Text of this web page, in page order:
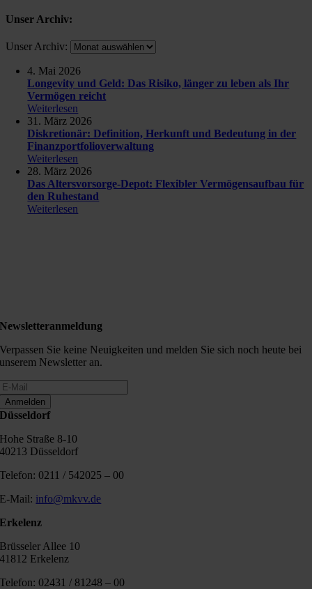
Unser Archiv:
Unser Archiv:
4. Mai 2026
Longevity und Geld: Das Risiko, länger zu leben als Ihr
Vermögen reicht
Weiterlesen
31. März 2026
Diskretionär: Definition, Herkunft und Bedeutung in der
Finanzportfolioverwaltung
Weiterlesen
28. März 2026
Das Altersvorsorge-Depot: Flexibler Vermögensaufbau für
den Ruhestand
Weiterlesen
Newsletteranmeldung
Verpassen Sie keine Neuigkeiten und melden Sie sich noch heute bei
unserem Newsletter an.
Anmelden
Düsseldorf
Hohe Straße 8-10
40213 Düsseldorf
Telefon: 0211 / 542025 – 00
E-Mail: info@mkvv.de
Erkelenz
Brüsseler Allee 10
41812 Erkelenz
Telefon: 02431 / 81248 – 00